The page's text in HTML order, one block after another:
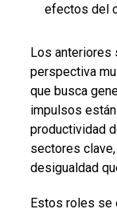
efectos del
Los anteriores
perspectiva
que busca
impulsos
productividad
sectores
desigualdad
Estos roles se